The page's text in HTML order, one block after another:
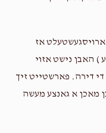
אז
) האבן נישט אזוי
דירה. פארשטייט זיך
מאכן א גאנצע מעשה